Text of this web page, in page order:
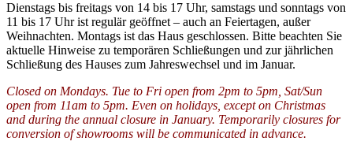
Dienstags bis freitags von 14 bis 17 Uhr, samstags und sonntags von
11 bis 17 Uhr ist regulär geöffnet – auch an Feiertagen, außer
Weihnachten. Montags ist das Haus geschlossen. Bitte beachten Sie
aktuelle Hinweise zu temporären Schließungen und zur jährlichen
Schließung des Hauses zum Jahreswechsel und im Januar.
Closed on Mondays. Tue to Fri open from 2pm to 5pm, Sat/Sun
open from 11am to 5pm. Even on holidays, except on Christmas
and during the annual closure in January. Temporarily closures for
conversion of showrooms will be communicated in advance.